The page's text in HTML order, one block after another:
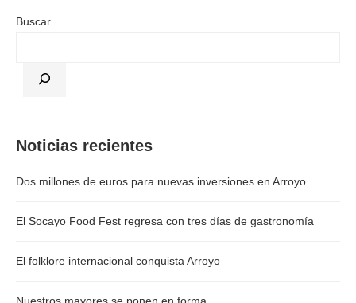
Buscar
Noticias recientes
Dos millones de euros para nuevas inversiones en Arroyo
El Socayo Food Fest regresa con tres días de gastronomía
El folklore internacional conquista Arroyo